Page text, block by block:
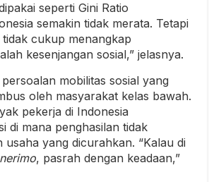
seperti Gini Ratio
semakin tidak merata. Tetapi
cukup menangkap
kesenjangan sosial,” jelasnya.
mobilitas sosial yang
oleh masyarakat kelas bawah.
pekerja di Indonesia
di mana penghasilan tidak
usaha yang dicurahkan. “Kalau di
nerimo, pasrah dengan keadaan,”